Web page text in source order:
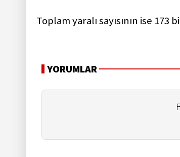
Toplam yaralı sayısının ise
YORUMLAR